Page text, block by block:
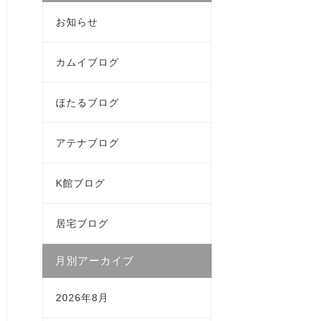
お知らせ
カムイブログ
ほたるブログ
アテナブログ
K館ブログ
居宅ブログ
月別アーカイブ
2026年8月